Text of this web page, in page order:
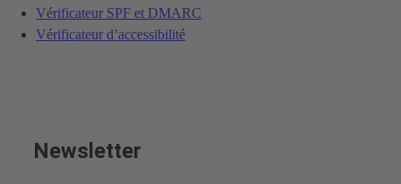
Vérificateur SPF et DMARC
Vérificateur d’accessibilité
Newsletter